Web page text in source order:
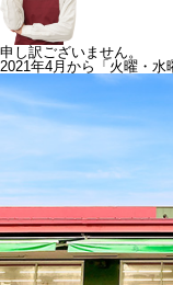
申し訳ございません。
2021年4月から「火曜・水